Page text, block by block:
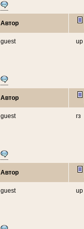
Автор
guest up
Автор
guest гз
Автор
guest up